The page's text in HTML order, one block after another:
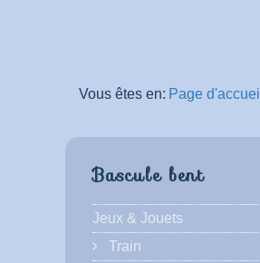
Vous êtes en: Page d'accueil
Bascule bent
Jeux & Jouets
Train